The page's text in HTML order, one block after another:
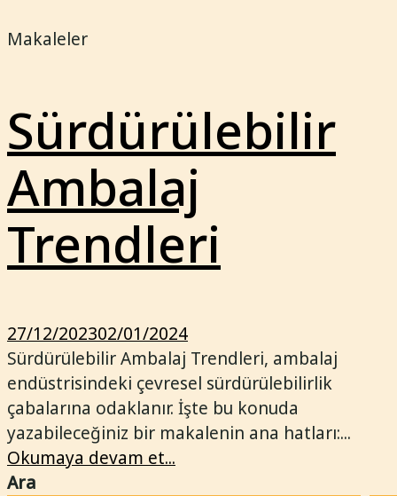
Makaleler
Sürdürülebilir
Ambalaj
Trendleri
27/12/202302/01/2024
Sürdürülebilir Ambalaj Trendleri, ambalaj
endüstrisindeki çevresel sürdürülebilirlik
çabalarına odaklanır. İşte bu konuda
yazabileceğiniz bir makalenin ana hatları:...
Okumaya devam et...
Ara